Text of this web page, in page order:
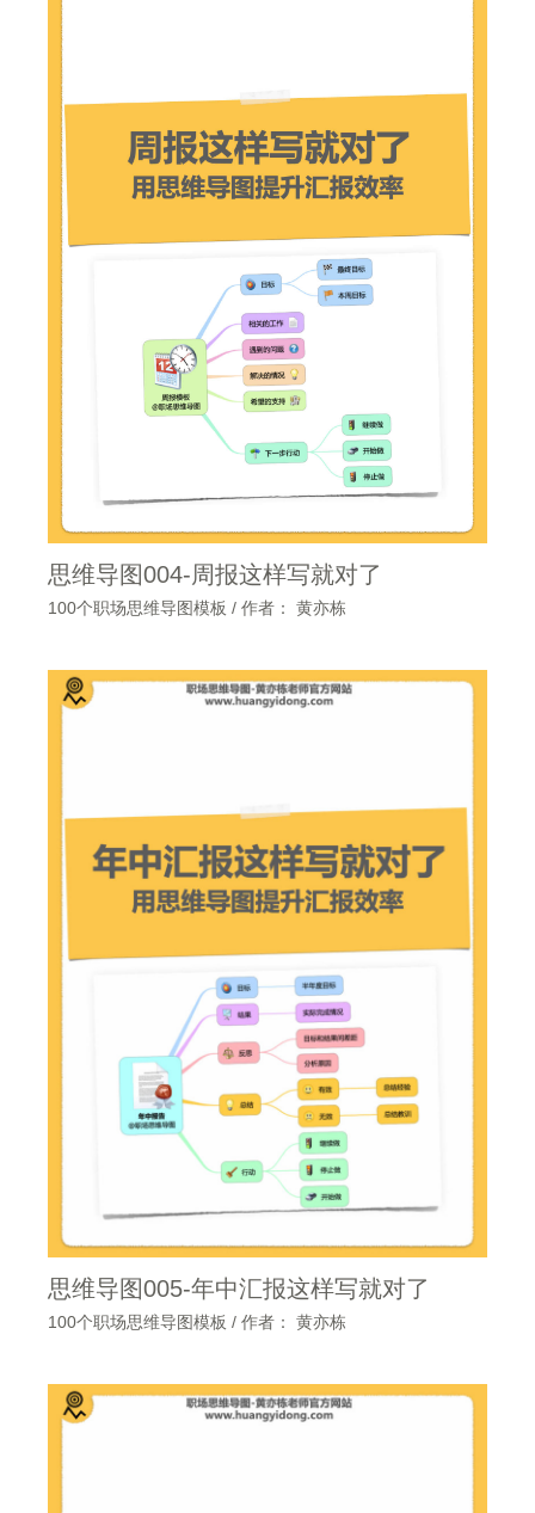
思维导图004-周报这样写就对了
100个职场思维导图模板 / 作者： 黄亦栋
思维导图005-年中汇报这样写就对了
100个职场思维导图模板 / 作者： 黄亦栋